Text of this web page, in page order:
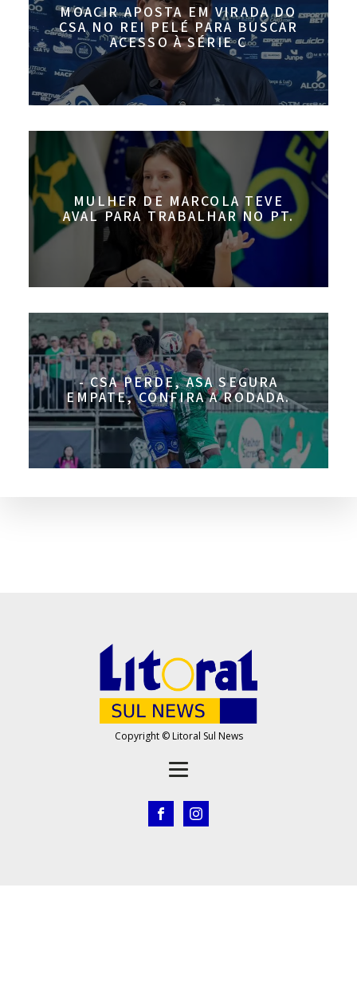
MOACIR APOSTA EM VIRADA DO
CSA NO REI PELÉ PARA BUSCAR
ACESSO À SÉRIE C
MULHER DE MARCOLA TEVE
AVAL PARA TRABALHAR NO PT.
- CSA PERDE, ASA SEGURA
EMPATE, CONFIRA A RODADA.
Copyright © Litoral Sul News